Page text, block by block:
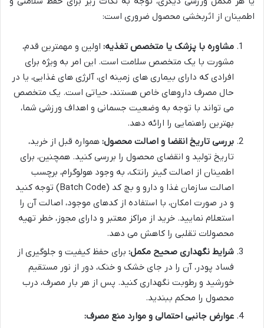
اطمینان از اثربخشی محصول ضروری است:
مشاوره با پزشک یا متخصص تغذیه: اولین و مهمترین قدم،
مشورت با یک متخصص سلامت است. این امر به ویژه برای
افرادی که دارای بیماری های زمینه ای، آلرژی های غذایی، یا در
حال مصرف داروهای خاص هستند، حیاتی است. یک متخصص
می تواند با توجه به وضعیت جسمانی و اهداف ورزشی شما،
بهترین راهنمایی را ارائه دهد.
بررسی تاریخ انقضا و اصالت محصول: همواره قبل از خرید،
تاریخ تولید و انقضای محصول را بررسی کنید. همچنین، برای
اطمینان از اصالت گینر رانتک، به وجود هولوگرام، برچسب
اصالت سازمان غذا و دارو و بچ کد (Batch Code) توجه کنید
و در صورت امکان، با استفاده از کدهای موجود، اصالت آن را
استعلام نمایید. خرید از مراکز معتبر و دارای مجوز، خطر تهیه
محصولات تقلبی را کاهش می دهد.
شرایط نگهداری صحیح مکمل: برای حفظ کیفیت و جلوگیری از
فساد پودر، آن را در جای خشک و خنک، دور از نور مستقیم
خورشید و رطوبت نگهداری کنید. پس از هر بار مصرف، درب
محصول را محکم ببندید.
عوارض جانبی احتمالی و موارد منع مصرف: